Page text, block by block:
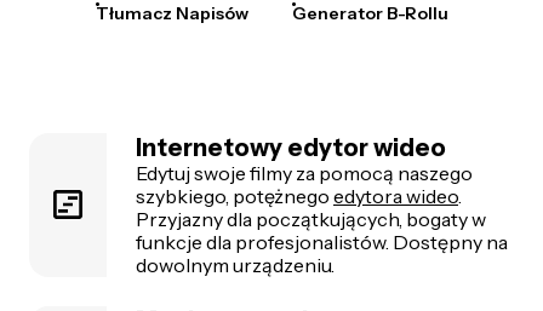
Tłumacz Napisów Generator B-Rollu
Internetowy edytor wideo
Edytuj swoje filmy za pomocą naszego
szybkiego, potężnego edytora wideo
Przyjazny dla początkujących, bogaty w
funkcje dla profesjonalistów. Dostępny na
dowolnym urządzeniu.